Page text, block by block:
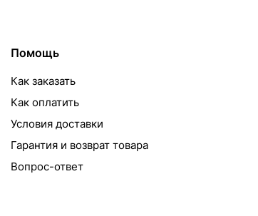
Помощь
Как заказать
Как оплатить
Условия доставки
Гарантия и возврат товара
Вопрос-ответ